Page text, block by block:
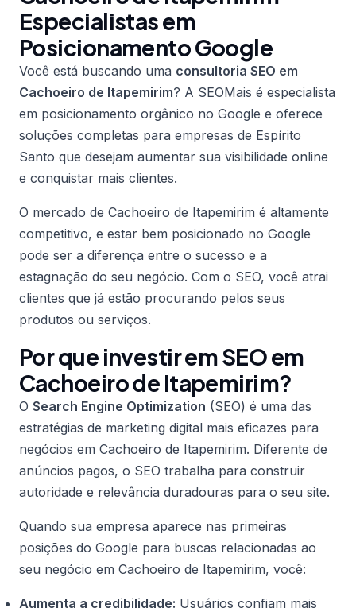
Especialistas em
Posicionamento Google
Você está buscando uma consultoria SEO em
Cachoeiro de Itapemirim? A SEOMais é especialista
em posicionamento orgânico no Google e oferece
soluções completas para empresas de Espírito
Santo que desejam aumentar sua visibilidade online
e conquistar mais clientes.
O mercado de Cachoeiro de Itapemirim é altamente
competitivo, e estar bem posicionado no Google
pode ser a diferença entre o sucesso e a
estagnação do seu negócio. Com o SEO, você atrai
clientes que já estão procurando pelos seus
produtos ou serviços.
Por que investir em SEO em
Cachoeiro de Itapemirim?
O Search Engine Optimization (SEO) é uma das
estratégias de marketing digital mais eficazes para
negócios em Cachoeiro de Itapemirim. Diferente de
anúncios pagos, o SEO trabalha para construir
autoridade e relevância duradouras para o seu site.
Quando sua empresa aparece nas primeiras
posições do Google para buscas relacionadas ao
seu negócio em Cachoeiro de Itapemirim, você:
Aumenta a credibilidade: Usuários confiam mais